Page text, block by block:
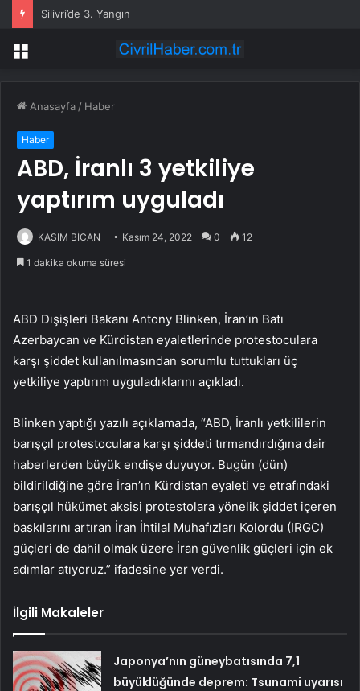
Silivri’de 3. Yangın
Menü
Anasayfa / Haber
Haber
ABD, İranlı 3 yetkiliye
yaptırım uyguladı
KASIM BİCAN Kasım 24, 2022 0 12
1 dakika okuma süresi
ABD Dışişleri Bakanı Antony Blinken, İran’ın Batı
Azerbaycan ve Kürdistan eyaletlerinde protestoculara
karşı şiddet kullanılmasından sorumlu tuttukları üç
yetkiliye yaptırım uyguladıklarını açıkladı.
Blinken yaptığı yazılı açıklamada, “ABD, İranlı yetkililerin
barışçıl protestoculara karşı şiddeti tırmandırdığına dair
haberlerden büyük endişe duyuyor. Bugün (dün)
bildirildiğine göre İran’ın Kürdistan eyaleti ve etrafındaki
barışçıl hükümet aksisi protestolara yönelik şiddet içeren
baskılarını artıran İran İhtilal Muhafızları Kolordu (IRGC)
güçleri de dahil olmak üzere İran güvenlik güçleri için ek
adımlar atıyoruz.” ifadesine yer verdi.
İlgili Makaleler
Japonya’nın güneybatısında 7,1
büyüklüğünde deprem: Tsunami uyarısı